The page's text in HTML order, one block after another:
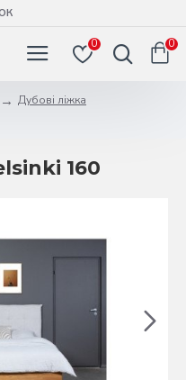
0 0
Дубові ліжка
160